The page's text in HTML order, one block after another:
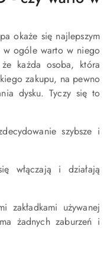
okaże się najlepszym
w ogóle warto w niego
każda osoba, która
zakupu, na pewno
dysku. Tyczy się to
szybsze i
włączają i działają
zakładkami używanej
żadnych zaburzeń i